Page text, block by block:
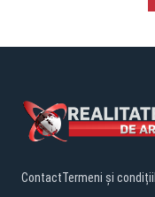
ContactTermeni și condiții